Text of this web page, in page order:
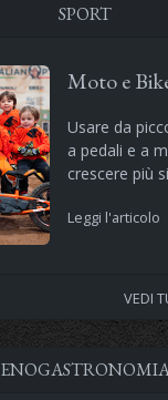
SPORT
Moto e
Usare da
a pedali e a
crescere più
Leggi l'articolo
VEDI